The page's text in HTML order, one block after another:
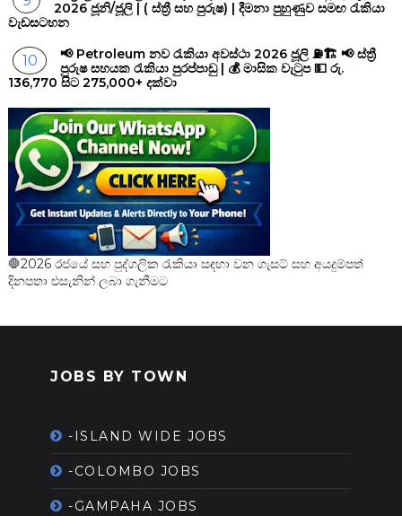
2026 ජූනි/ජූලි | ( ස්ත්‍රී සහ පුරුෂ) | දීමනා පුහුණුව සමඟ රැකියා
වැඩසටහන
📢 Petroleum නව රැකියා අවස්ථා 2026 ජූලි ⛽🏗️ 📢 ස්ත්‍රී
පුරුෂ සහයක රැකියා පුරප්පාඩු | 💰 මාසික වැටුප 💵 රු.
136,770 සිට 275,000+ දක්වා
🛑2026 රජයේ සහ පුද්ගලික රැකියා සඳහා වන ගැසට් සහ අයදුම්පත්
දිනපතා එසැනින් ලබා ගැනීමට
JOBS BY TOWN
-ISLAND WIDE JOBS
-COLOMBO JOBS
-GAMPAHA JOBS